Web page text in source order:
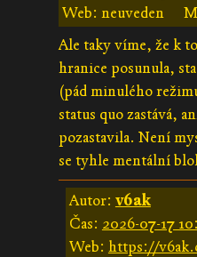
Web: neuveden
Ale taky víme, že k
hranice posunula,
(pád minulého
status quo zastává,
pozastavila. Není
se tyhle mentální
Autor: v6ak
Čas: 2026-07-17
Web: https://